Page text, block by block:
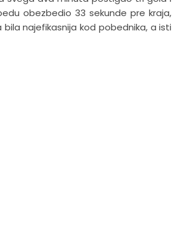
obezbedio 33 sekunde pre kraja,
najefikasnija kod pobednika, a isti